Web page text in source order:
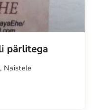
pärlitega
, Naistele